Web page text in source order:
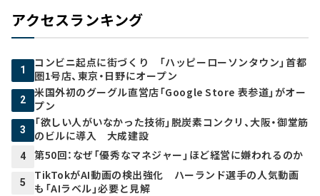
アクセスランキング
1
コンビニ起点に街づくり 「ハッピーローソンタウン」首都
圏1号店、東京・日野にオープン
2
米国外初のグーグル直営店「Google Store 表参道」がオー
プン
3
「欲しい人がいなかった技術」脱炭素コンクリ、大阪・御堂筋
のビルに導入 大成建設
4 第50回：なぜ「優秀なマネジャー」ほど経営に嫌われるのか
5
TikTokがAI動画の検出強化 ハーランド選手の人気動画
も「AIラベル」必要と見解